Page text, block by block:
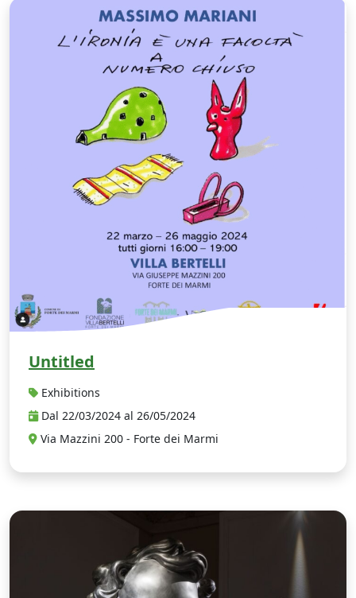
Untitled
Exhibitions
Dal 22/03/2024 al 26/05/2024
Via Mazzini 200 - Forte dei Marmi